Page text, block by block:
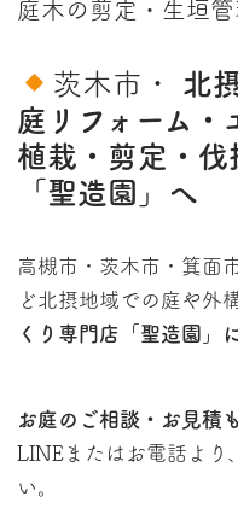
庭木の剪定・生垣
茨木市・ 北
庭リフォーム・
植栽・剪定・伐
「聖造園」へ
高槻市・茨木市・箕面
ど北摂地域での庭や外
くり専門店「聖造園」
お庭のご相談・お見積
LINEまたはお電話より
い。